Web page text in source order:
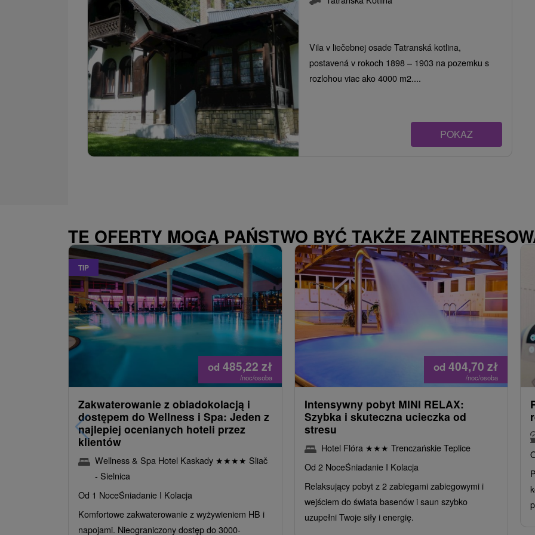
Vila v liečebnej osade Tatranská kotlina,
postavená v rokoch 1898 – 1903 na pozemku s
rozlohou viac ako 4000 m2....
POKAZ
TE OFERTY MOGĄ PAŃSTWO BYĆ TAKŻE
TIP
od 485,22 zł
/noc/osoba
Zakwaterowanie z obiadokolacją i
dostępem do Wellness i Spa: Jeden z
najlepiej ocenianych hoteli przez
klientów
Wellness & Spa Hotel Kaskady ★★★★ Sliač
- Sielnica
Od 1 NoceŚniadanie I Kolacja
Komfortowe zakwaterowanie z wyżywieniem HB i
napojami. Nieograniczony dostęp do 3000-
od 404,70zł
/noc/osoba
Intensywny pobyt MINI RELAX:
Szybka i skuteczna ucieczka od
stresu
Hotel Flóra ★★★ Trenczańskie Teplice
Od 2 NoceŚniadanie I Kolacja
Relaksujący pobyt z 2 zabiegami zabiegowymi i
wejściem do świata basenów i saun szybko
uzupełni Twoje siły i energię.